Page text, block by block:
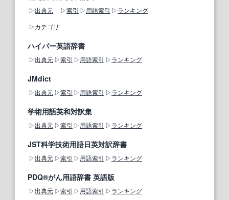
出典元 索引 用語索引
ランキング
カテゴリ
ハイパー英語辞書
出典元 索引 用語索引 ランキング
JMdict
出典元 索引 用語索引 ランキング
学術用語英和対訳集
出典元 索引 用語索引 ランキング
JST科学技術用語日英対訳辞書
出典元 索引 用語索引 ランキング
PDQ®がん用語辞書 英語版
出典元 索引 用語索引 ランキング